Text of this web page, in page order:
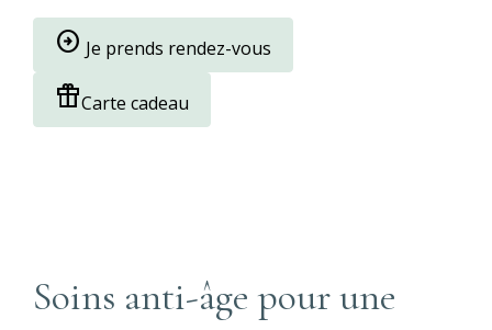
arrow_circle_right Je prends rendez-vous
featured_seasonal_and_giftsCarte cadeau
Soins anti-âge pour une